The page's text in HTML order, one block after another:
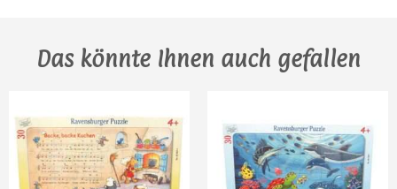
Das könnte Ihnen auch gefallen